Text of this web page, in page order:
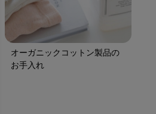
オーガニックコットン製品の
お手入れ